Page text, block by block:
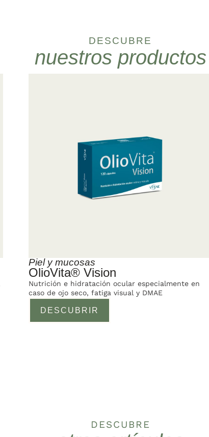
DESCUBRE
nuestros productos
Piel y mucosas
OlioVita® Vision
DESCUBRIR
Nutrición e hidratación ocular especialmente en
caso de ojo seco, fatiga visual y DMAE
DESCUBRE